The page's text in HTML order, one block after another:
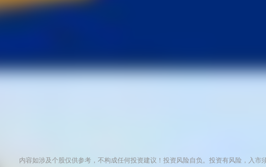
内容如涉及个股仅供参考，不构成任何投资建议！投资风险自负。投资有风险，入市